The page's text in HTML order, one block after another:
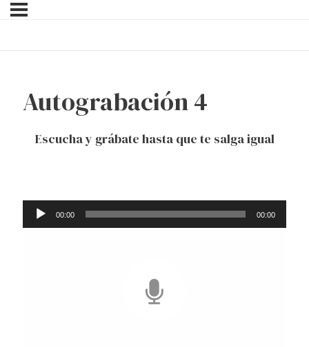
Autograbación 4
Escucha y grábate hasta que te salga igual
Reproductor
00:00 00:00